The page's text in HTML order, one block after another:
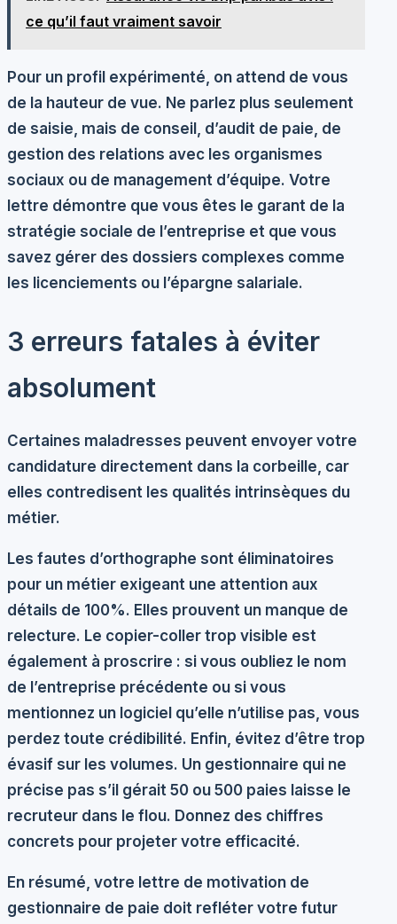
ce qu’il faut vraiment savoir
Pour un profil expérimenté, on attend de vous
de la hauteur de vue. Ne parlez plus seulement
de saisie, mais de conseil, d’audit de paie, de
gestion des relations avec les organismes
sociaux ou de management d’équipe. Votre
lettre démontre que vous êtes le garant de la
stratégie sociale de l’entreprise et que vous
savez gérer des dossiers complexes comme
les licenciements ou l’épargne salariale.
3 erreurs fatales à éviter
absolument
Certaines maladresses peuvent envoyer votre
candidature directement dans la corbeille, car
elles contredisent les qualités intrinsèques du
métier.
Les fautes d’orthographe sont éliminatoires
pour un métier exigeant une attention aux
détails de 100%. Elles prouvent un manque de
relecture. Le copier-coller trop visible est
également à proscrire : si vous oubliez le nom
de l’entreprise précédente ou si vous
mentionnez un logiciel qu’elle n’utilise pas, vous
perdez toute crédibilité. Enfin, évitez d’être trop
évasif sur les volumes. Un gestionnaire qui ne
précise pas s’il gérait 50 ou 500 paies laisse le
recruteur dans le flou. Donnez des chiffres
concrets pour projeter votre efficacité.
En résumé, votre lettre de motivation de
gestionnaire de paie doit refléter votre futur